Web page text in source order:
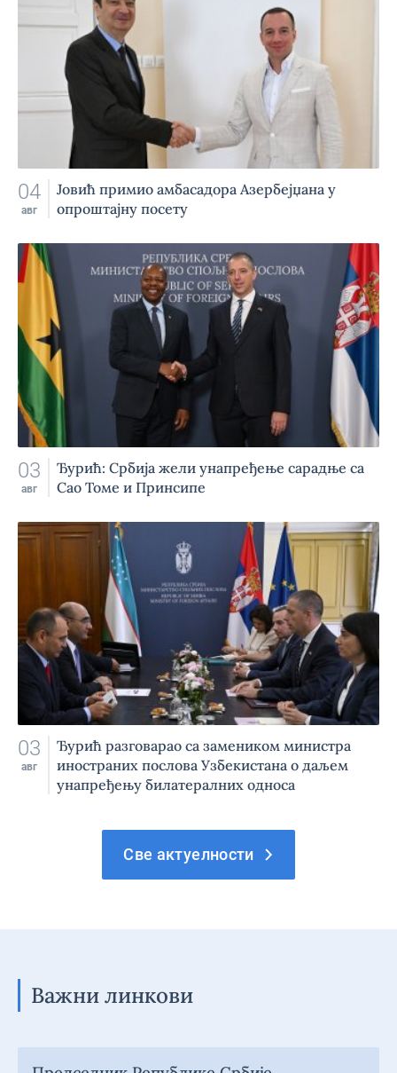
04
авг
Jовић примио амбасадора Азербејџана у
опроштајну посету
03
авг
Ђурић: Србија жели унапређење сарадње са
Сао Томе и Принсипе
03
авг
Ђурић разговарао са замеником министра
иностраних послова Узбекистана о даљем
унапређењу билатералних односа
Све актуелности
Важни линкови